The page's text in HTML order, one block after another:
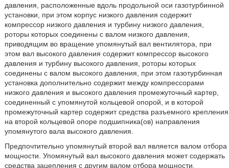
давления, расположенные вдоль продольной оси газотурбинной
установки, при этом корпус низкого давления содержит
компрессор низкого давления и турбину низкого давления,
роторы которых соединены с валом низкого давления,
приводящим во вращение упомянутый вал вентилятора, при
этом вал высокого давления содержит компрессор высокого
давления и турбину высокого давления, роторы которых
соединены с валом высокого давления, при этом газотурбинная
установка дополнительно содержит между компрессорами
низкого давления и высокого давления промежуточный картер,
соединенный с упомянутой кольцевой опорой, и в которой
промежуточный картер содержит средства разъемного крепления
на второй кольцевой опоре подшипника(ов) направления
упомянутого вала высокого давления.
Предпочтительно упомянутый второй вал является валом отбора
мощности. Упомянутый вал высокого давления может содержать
средства зацепления с другим валом отбора мощности.